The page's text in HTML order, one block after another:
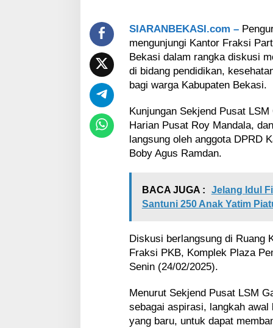
n
e
k
a
s
SIARANBEKASI.com –
mengunjungi Kantor Fraksi
Bekasi dalam rangka diskusi
di bidang pendidikan,
bagi warga Kabupaten Bekasi.
Kunjungan Sekjend Pusat
Harian Pusat Roy Mandala,
langsung oleh anggota DPRD
Boby Agus Ramdan.
BACA JUGA :
Jelang Idul
Santuni 250 Anak Yatim
Diskusi berlangsung di Ruang
Fraksi PKB, Komplek Plaza
Senin (24/02/2025).
Menurut Sekjend Pusat LSM
sebagai aspirasi, langkah awal
yang baru, untuk dapat